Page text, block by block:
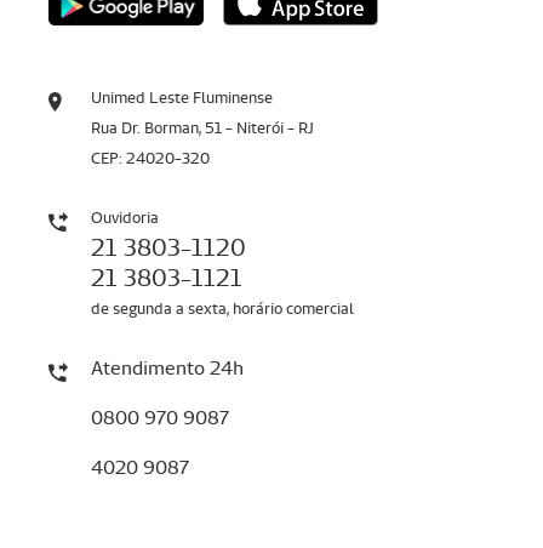
Unimed Leste Fluminense
Rua Dr. Borman, 51 - Niterói - RJ
CEP: 24020-320
Ouvidoria
21 3803-1120
21 3803-1121
de segunda a sexta, horário comercial
Atendimento 24h
0800 970 9087
4020 9087